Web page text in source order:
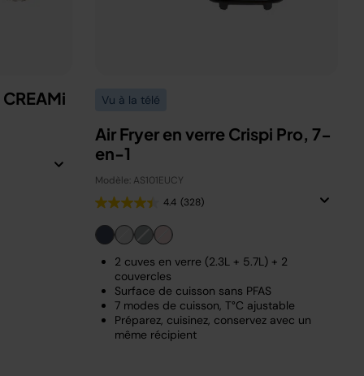
Vu à la télé
Air Fryer en verre Crispi Pro, 7-
en-1
Modèle: AS101EUCY
4.4 (328)
2 cuves en verre (2.3L + 5.7L) + 2
couvercles
Surface de cuisson sans PFAS
7 modes de cuisson, T°C ajustable
Préparez, cuisinez, conservez avec un
même récipient